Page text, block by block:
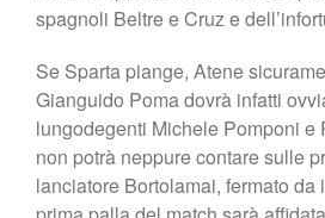
spagnoli Beltre e Cruz e
Se Sparta piange, Atene
Gianguido Poma dovrà infatti
lungodegenti Michele Pomponi e
non potrà neppure contare sulle
lanciatore Bortolamai, fermato